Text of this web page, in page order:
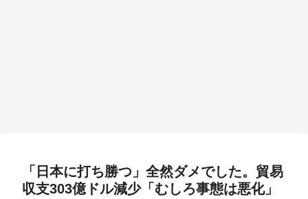
「日本に打ち勝つ」全然ダメでした。貿易
収支303億ドル減少「むしろ事態は悪化」